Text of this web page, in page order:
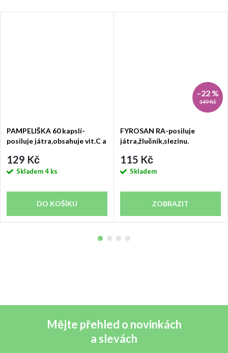
PAMPELIŠKA 60 kapslí-
posiluje játra,obsahuje vit.C a
129 Kč
Skladem4 ks
DO KOŠÍKU
149 Kč
–22 %
FYROSAN RA-posiluje
játra,žlučník,slezinu.
115 Kč
Skladem
ZOBRAZIT
Mějte přehled o novinkách
a slevách